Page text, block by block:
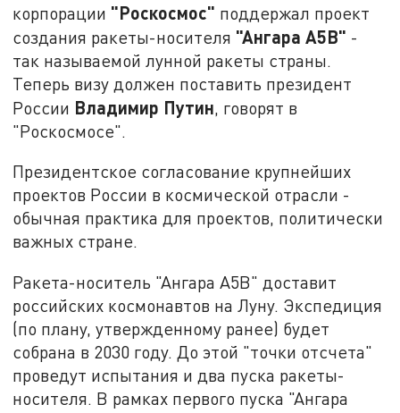
корпорации "Роскосмос" поддержал проект
создания ракеты-носителя "Ангара А5В" -
так называемой лунной ракеты страны.
Теперь визу должен поставить президент
России Владимир Путин, говорят в
"Роскосмосе".
Президентское согласование крупнейших
проектов России в космической отрасли -
обычная практика для проектов, политически
важных стране.
Ракета-носитель "Ангара А5В" доставит
российских космонавтов на Луну. Экспедиция
(по плану, утвержденному ранее) будет
собрана в 2030 году. До этой "точки отсчета"
проведут испытания и два пуска ракеты-
носителя. В рамках первого пуска "Ангара